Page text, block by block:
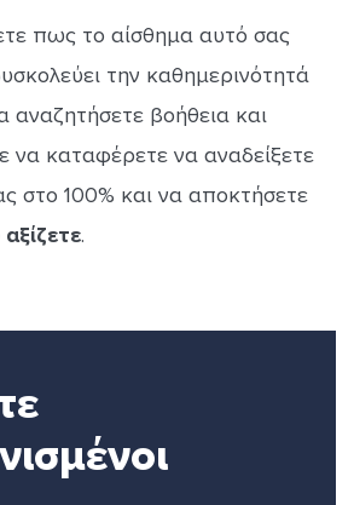
πως το αίσθημα αυτό σας
την καθημερινότητά
αναζητήσετε βοήθεια και
να καταφέρετε να αναδείξετε
στο 100% και να αποκτήσετε
.